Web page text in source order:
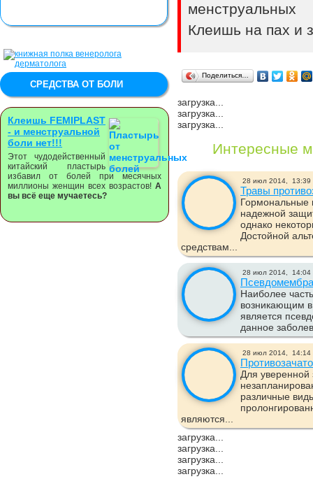
Клеишь на пах и
Поделиться…
загрузка...
загрузка...
загрузка...
Интересные
28 июл 2014, 13:39
Травы
Гормональные
надежной
однако
Достойной
средствам...
28 июл 2014, 14:04
Наиболее
возникающим в
является
данное
28 июл 2014, 14:14
Для уверенной
различные
являются...
загрузка...
загрузка...
загрузка...
загрузка...
СРЕДСТВА ОТ БОЛИ
Клеишь FEMIPLAST
- и менструальной
боли нет!!!
Этот чудодейственный
китайский пластырь
избавил от болей при месячных
миллионы женщин всех возрастов! А
вы всё еще мучаетесь?